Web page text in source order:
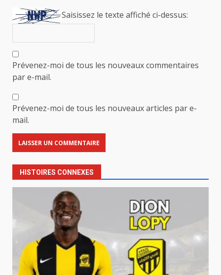
Saisissez le texte affiché ci-dessus:
Prévenez-moi de tous les nouveaux commentaires
par e-mail.
Prévenez-moi de tous les nouveaux articles par e-
mail.
HISTOIRES CONNEXES